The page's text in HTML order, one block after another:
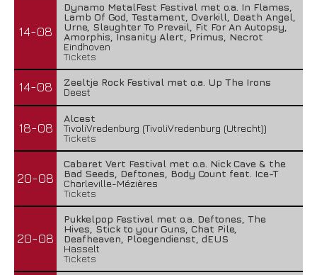
14-08
Dynamo MetalFest Festival met o.a. In Flames,
Lamb Of God, Testament, Overkill, Death Angel,
Urne, Slaughter To Prevail, Fit For An Autopsy,
Amorphis, Insanity Alert, Primus, Necrot
Eindhoven
Tickets
14-08
Zeeltje Rock Festival met o.a. Up The Irons
Deest
18-08
Alcest
TivoliVredenburg (TivoliVredenburg (Utrecht))
Tickets
20-08
Cabaret Vert Festival met o.a. Nick Cave & the
Bad Seeds, Deftones, Body Count feat. Ice-T
Charleville-Mézières
Tickets
20-08
Pukkelpop Festival met o.a. Deftones, The
Hives, Stick to your Guns, Chat Pile,
Deafheaven, Ploegendienst, dEUS
Hasselt
Tickets